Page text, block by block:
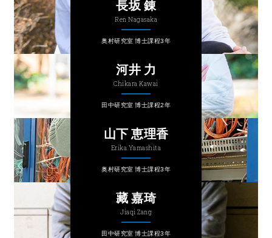
長坂 錬
Ren Nagasaka
奥村研究室 博士課程3年
河井 力
Chikara Kawai
田中研究室 博士課程2年
山下 恵理香
Erika Yamashita
奥村研究室 博士課程3年
藏 嘉琦
Jiaqi Zang
田中研究室 博士課程3年